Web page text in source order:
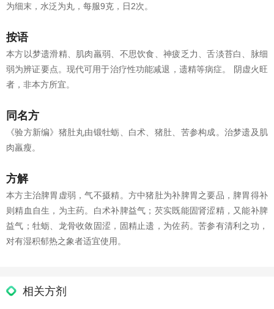
为细末，水泛为丸，每服9克，日2次。
按语
本方以梦遗滑精、肌肉羸弱、不思饮食、神疲乏力、舌淡苔白、脉细
弱为辨证要点。现代可用于治疗性功能减退，遗精等病症。 阴虚火旺
者，非本方所宜。
同名方
《验方新编》猪肚丸由锻牡蛎、白术、猪肚、苦参构成。治梦遗及肌
肉羸瘦。
方解
本方主治脾胃虚弱，气不摄精。方中猪肚为补脾胃之要品，脾胃得补
则精血自生，为主药。白术补脾益气；芡实既能固肾涩精，又能补脾
益气；牡蛎、龙骨收敛固涩，固精止遗，为佐药。苦参有清利之功，
对有湿积郁热之象者适宜使用。
相关方剂